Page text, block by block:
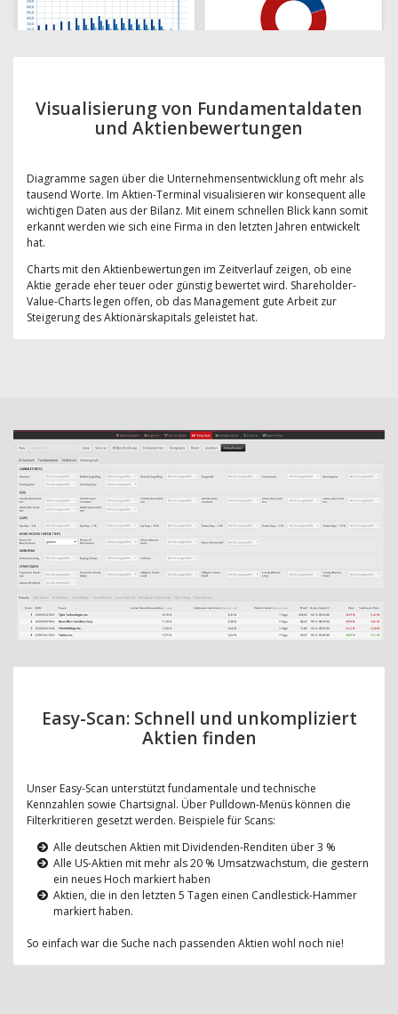
Visualisierung von Fundamentaldaten
und Aktienbewertungen
Diagramme sagen über die Unternehmensentwicklung oft mehr als
tausend Worte. Im Aktien-Terminal visualisieren wir konsequent alle
wichtigen Daten aus der Bilanz. Mit einem schnellen Blick kann somit
erkannt werden wie sich eine Firma in den letzten Jahren entwickelt
hat.
Charts mit den Aktienbewertungen im Zeitverlauf zeigen, ob eine
Aktie gerade eher teuer oder günstig bewertet wird. Shareholder-
Value-Charts legen offen, ob das Management gute Arbeit zur
Steigerung des Aktionärskapitals geleistet hat.
Easy-Scan: Schnell und unkompliziert
Aktien finden
Unser Easy-Scan unterstützt fundamentale und technische
Kennzahlen sowie Chartsignal. Über Pulldown-Menüs können die
Filterkritieren gesetzt werden. Beispiele für Scans:
Alle deutschen Aktien mit Dividenden-Renditen über 3 %
Alle US-Aktien mit mehr als 20 % Umsatzwachstum, die gestern
ein neues Hoch markiert haben
Aktien, die in den letzten 5 Tagen einen Candlestick-Hammer
markiert haben.
So einfach war die Suche nach passenden Aktien wohl noch nie!